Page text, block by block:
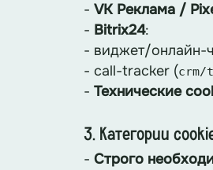
- VK Реклама /
- Bitrix24:
- виджет/онлайн-
- call-tracker (
- Технические
3. Категории
- Строго